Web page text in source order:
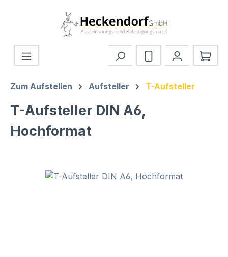
Zum Hauptinhalt springen
Zum Aufstellen Aufsteller T-Aufsteller
T-Aufsteller DIN A6,
Hochformat
Bildergalerie überspringen